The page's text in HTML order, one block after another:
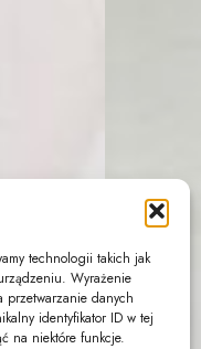
technologii takich jak
Wyrażenie
przetwarzanie danych
identyfikator ID w tej
na niektóre funkcje.